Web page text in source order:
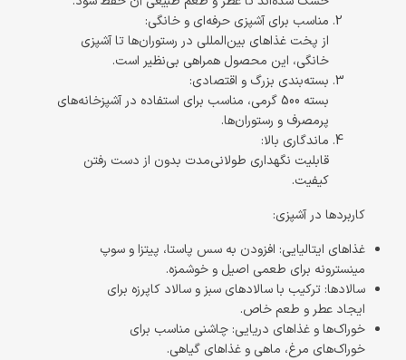
مناسب برای آشپزی حرفه‌ای و خانگی:
از پخت غذاهای بین‌المللی در رستوران‌ها تا آشپزی
خانگی، این محصول همراهی بی‌نظیر است.
بسته‌بندی بزرگ و اقتصادی:
بسته 500 گرمی، مناسب برای استفاده در آشپزخانه‌های
پرمصرف و رستوران‌ها.
ماندگاری بالا:
قابلیت نگهداری طولانی‌مدت بدون از دست رفتن
کیفیت.
کاربردها در آشپزی:
غذاهای ایتالیایی: افزودن به سس پاستا، پیتزا و سوپ
مینسترونه برای طعمی اصیل و خوشمزه.
سالادها: ترکیب با سالادهای سبز و سالاد کاپرزه برای
ایجاد عطر و طعم خاص.
خوراک‌ها و غذاهای دریایی: چاشنی مناسب برای
خوراک‌های مرغ، ماهی و غذاهای گیاهی.